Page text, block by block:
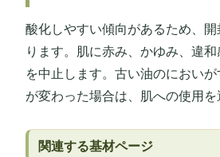
酸化しやすい傾向があるため、
ります。肌に赤み、かゆみ、違
を中止します。古い油のにおい
が変わった場合は、肌への使用を
関連する基材ページ